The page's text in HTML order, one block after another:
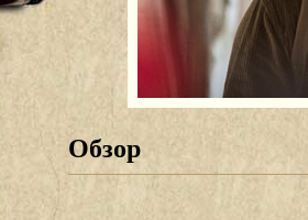
Обзор